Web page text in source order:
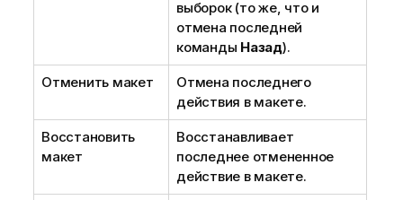
выборок (то же, что и
отмена последней
команды Назад).
Отменить макет
Отмена последнего
действия в макете.
Восстановить
макет
Восстанавливает
последнее отмененное
действие в макете.